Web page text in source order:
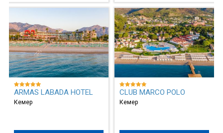
ARMAS LABADA HOTEL
Кемер
CLUB MARCO POLO
Кемер